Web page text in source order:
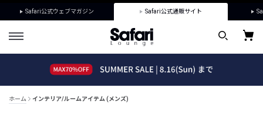
Safari公式ウェブマガジン Safari公式通販サイト
ホーム インテリア/ルームアイテム (メンズ)